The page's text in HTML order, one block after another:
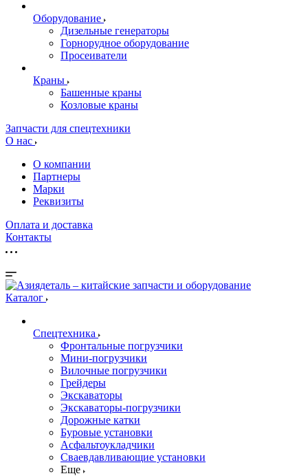
Оборудование
Дизельные генераторы
Горнорудное оборудование
Просеиватели
Краны
Башенные краны
Козловые краны
Запчасти для спецтехники
О нас
О компании
Партнеры
Марки
Реквизиты
Оплата и доставка
Контакты
Каталог
Спецтехника
Фронтальные погрузчики
Мини-погрузчики
Вилочные погрузчики
Грейдеры
Экскаваторы
Экскаваторы-погрузчики
Дорожные катки
Буровые установки
Асфальтоукладчики
Сваевдавливающие установки
Еще